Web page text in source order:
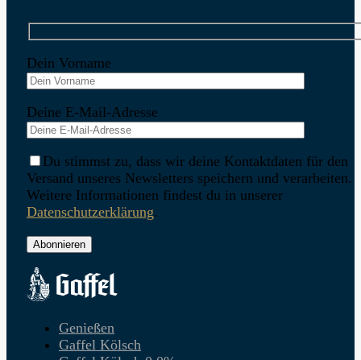
Dein Vorname
Deine E-Mail-Adresse
Du stimmst zu, dass wir deine Kontaktdaten für den
Versand unseres Newsletters speichern und verarbeiten.
Weitere Informationen findest du in unserer
Datenschutzerklärung.
Genießen
Gaffel Kölsch